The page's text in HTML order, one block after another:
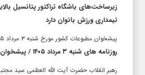
زیرساخت‌های باشگاه تراکتور پتانسیل
تیمداری ورزش بانوان دارد
پیشخوان مطبوعات کشور مورخ شنبه ۳ مرداد ۱۴۰۵؛
روزنامه های شنبه ۳ مرداد ۱۴۰۵ / پیشخوان مطبوعات
رهبر انقلاب حضرت آیت الله العظمی سید